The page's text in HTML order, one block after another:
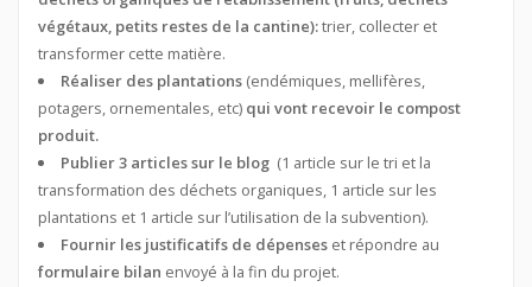
végétaux, petits restes de la cantine):trier, collecter et
transformer cette matière.
Réaliser des plantations (endémiques, mellifères,
potagers, ornementales, etc) qui vont recevoir le compost
produit.
Publier 3 articles sur le blog(1 article sur le tri et la
transformation des déchets organiques, 1 article sur les
plantations et 1 article sur l’utilisation de la subvention).
Fournir les justificatifs de dépenseset répondre au
formulaire bilan envoyé à la fin du projet.